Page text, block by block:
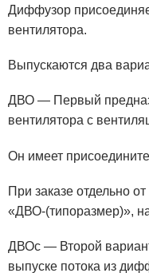
Диффузор
вентилятора.
Выпускаются два
ДВО — Первый
вентилятора с
Он имеет
При заказе отдельно
«ДВО-(типоразмер)»,
ДВОс — Второй
выпуске потока из